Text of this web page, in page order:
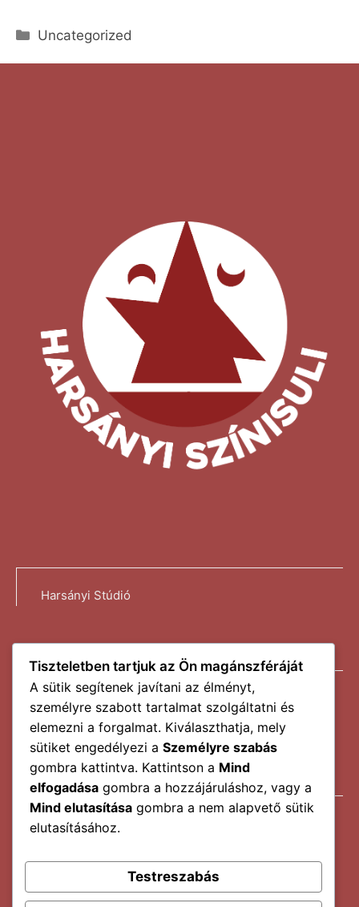
Kategória
Uncategorized
Harsányi Stúdió
info@harsanyistudio.hu
Tanfolyamok
Blog
Kapcsolat
Tiszteletben tartjuk az Ön magánszféráját
A sütik segítenek javítani az élményt,
személyre szabott tartalmat szolgáltatni és
elemezni a forgalmat. Kiválaszthatja, mely
sütiket engedélyezi a Személyre szabás
gombra kattintva. Kattintson a Mind
elfogadása gombra a hozzájáruláshoz, vagy a
Mind elutasítása gombra a nem alapvető sütik
elutasításához.
Testreszabás